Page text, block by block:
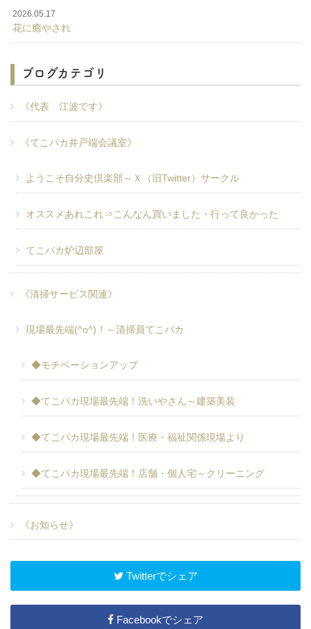
2026.05.17
花に癒やされ
ブログカテゴリ
《代表 江波です》
《てこパカ井戸端会議室》
ようこそ自分史倶楽部～Ｘ（旧Twitter）サークル
オススメあれこれ⇒こんなん買いました・行って良かった
てこパカ炉辺部屋
《清掃サービス関連》
現場最先端(^o^)！～清掃員てこパカ
◆モチベーションアップ
◆てこパカ現場最先端！洗いやさん～建築美装
◆てこパカ現場最先端！医療・福祉関係現場より
◆てこパカ現場最先端！店舗・個人宅～クリーニング
《お知らせ》
Twitterでシェア
Facebookでシェア